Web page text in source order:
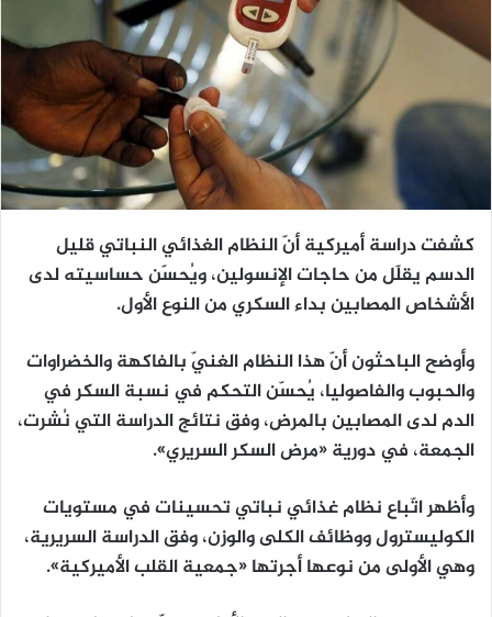
كشفت دراسة أميركية أنّ النظام الغذائي النباتي قليل
الدسم يقلّل من حاجات الإنسولين، ويُحسّن حساسيته لدى
الأشخاص المصابين بداء السكري من النوع الأول.
وأوضح الباحثون أنّ هذا النظام الغنيّ بالفاكهة والخضراوات
والحبوب والفاصوليا، يُحسّن التحكم في نسبة السكر في
الدم لدى المصابين بالمرض، وفق نتائج الدراسة التي نُشرت،
الجمعة، في دورية «مرض السكر السريري».
وأظهر اتّباع نظام غذائي نباتي تحسينات في مستويات
الكوليسترول ووظائف الكلى والوزن، وفق الدراسة السريرية،
وهي الأولى من نوعها أجرتها «جمعية القلب الأميركية».